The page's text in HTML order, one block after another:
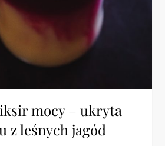
mocy – ukryta
z leśnych jagód